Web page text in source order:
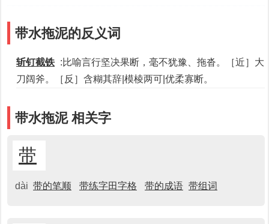
带水拖泥的反义词
斩钉截铁 :比喻言行坚决果断，毫不犹豫、拖沓。［近］大
刀阔斧。［反］含糊其辞|模棱两可|优柔寡断。
带水拖泥 相关字
带
dài 带的笔顺 带练字田字格 带的成语 带组词